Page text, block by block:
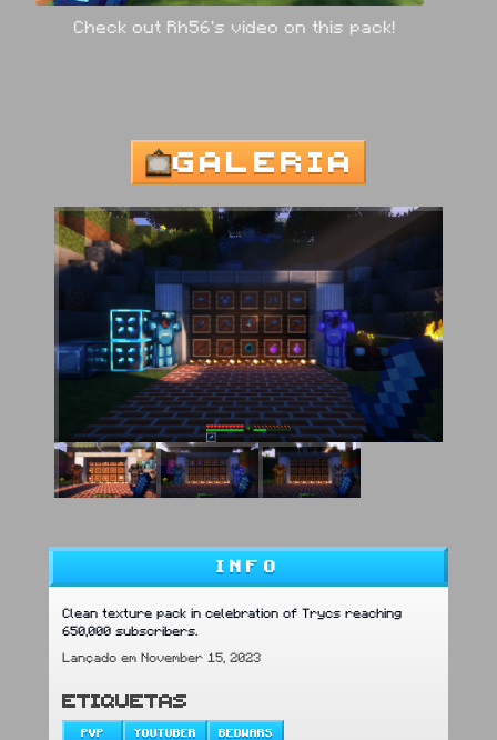
GALERIA
INFO
Clean texture pack in celebration of Trycs reaching
650,000 subscribers.
Lançado em November 15, 2023
ETIQUETAS
PVP YOUTUBER BEDWARS